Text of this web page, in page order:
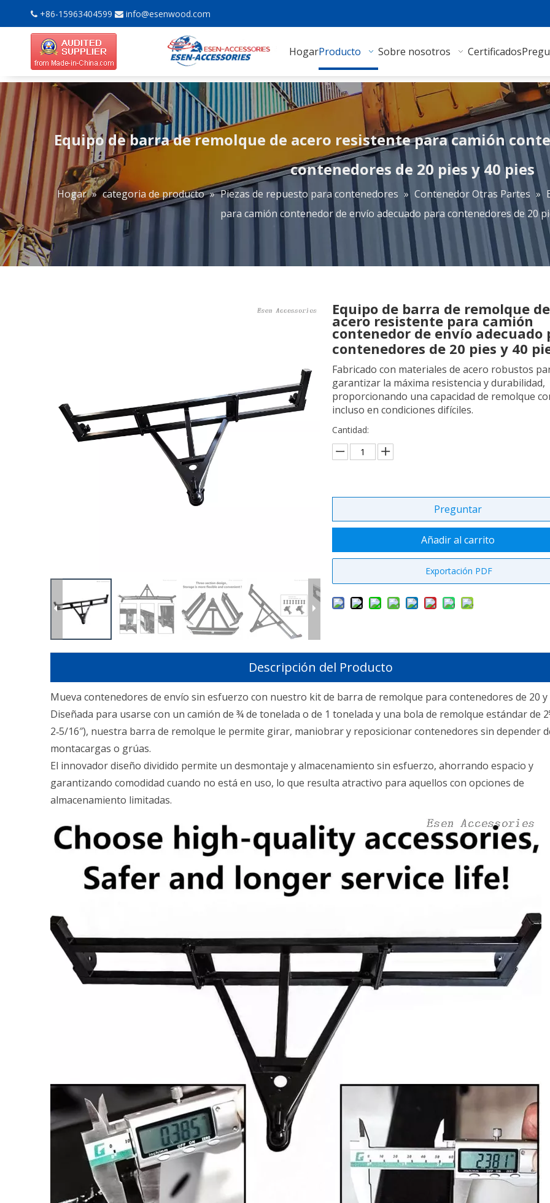
 +86-15963404599  info@esenwood.com
HogarProducto Sobre nosotros Certificados
Equipo de barra de remolque de acero resistente para camión
contenedores de 20 pies y 40 pies
Hogar » categoria de producto » Piezas de repuesto para contenedores » Contenedor Otras Partes »
para camión contenedor de envío adecuado para contenedores de 20
Equipo de barra de remolque de
acero resistente para camión
contenedor de envío adecuado
contenedores de 20 pies y 40
Fabricado con materiales de acero robustos
garantizar la máxima resistencia y durabilidad,
proporcionando una capacidad de remolque
incluso en condiciones difíciles.
Cantidad:
Preguntar
Añadir al carrito
Exportación PDF
Descripción del Producto
Mueva contenedores de envío sin esfuerzo con nuestro kit de barra de remolque para contenedores de 20 y
Diseñada para usarse con un camión de ¾ de tonelada o de 1 tonelada y una bola de remolque estándar de
2‑5/16″), nuestra barra de remolque le permite girar, maniobrar y reposicionar contenedores sin depender
montacargas o grúas.
El innovador diseño dividido permite un desmontaje y almacenamiento sin esfuerzo, ahorrando espacio y
garantizando comodidad cuando no está en uso, lo que resulta atractivo para aquellos con opciones de
almacenamiento limitadas.